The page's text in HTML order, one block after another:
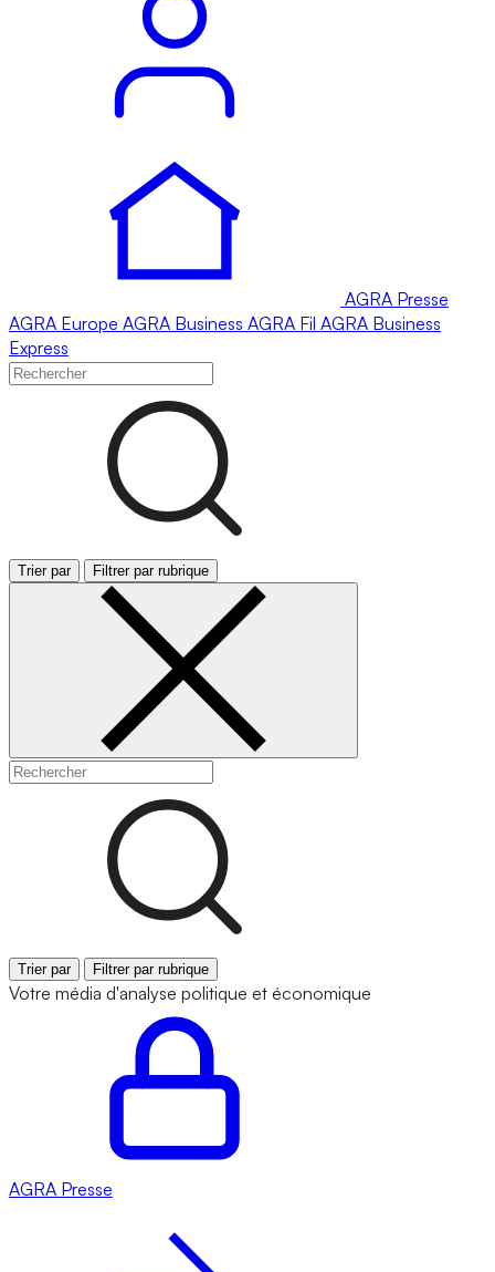
AGRA Presse
AGRA Europe AGRA Business AGRA Fil AGRA Business
Express
Trier par Filtrer par rubrique
Trier par Filtrer par rubrique
Votre média d'analyse politique et économique
AGRA Presse